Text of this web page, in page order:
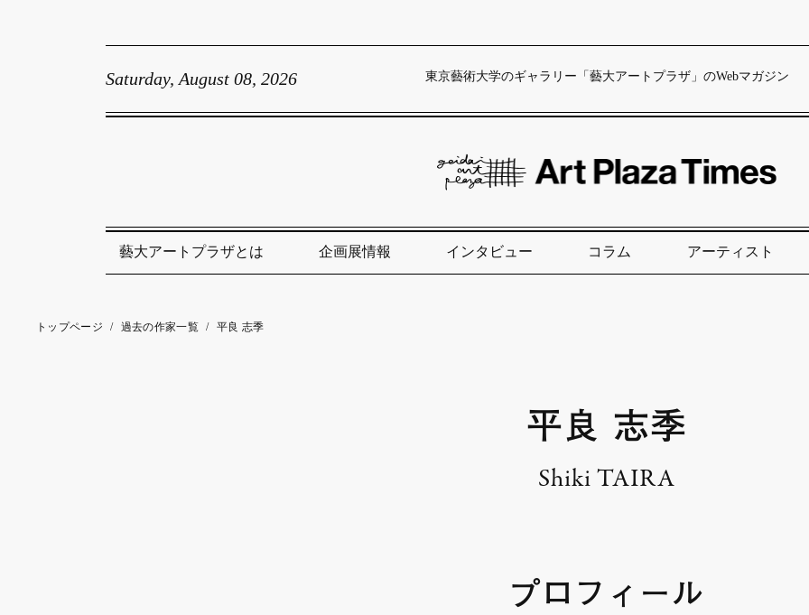
Saturday, August 08, 2026 東京藝術大学のギャラリー「藝大アートプラザ」のWebマガジン
藝大アートプラザとは 企画展情報 インタビュー コラム アーティスト
トップページ / 過去の作家一覧 / 平良 志季
平良 志季
Shiki TAIRA
プロフィール